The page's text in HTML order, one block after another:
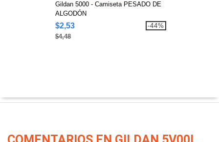
Gildan 5000 - Camiseta PESADO DE
ALGODÓN
$2,53
$4,48
-44%